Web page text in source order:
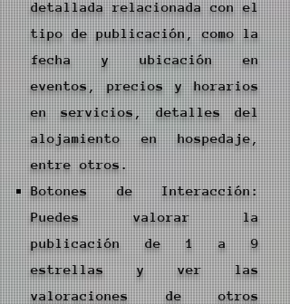
detallada relacionada con el
tipo de publicación, como la
fecha y ubicación en
eventos, precios y horarios
en servicios, detalles del
alojamiento en hospedaje,
entre otros.
Botones de Interacción:
Puedes valorar la
publicación de 1 a 9
estrellas y ver las
valoraciones de otros